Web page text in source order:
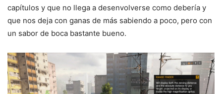
capítulos y que no llega a desenvolverse como debería y
que nos deja con ganas de más sabiendo a poco, pero con
un sabor de boca bastante bueno.